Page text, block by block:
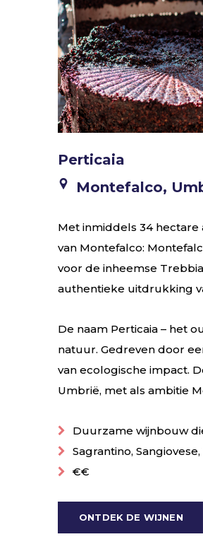
Perticaia
Montefalco,
Met inmiddels 34 hectare
van Montefalco:
voor de inheemse
authentieke uitdrukking
De naam Perticaia – het
natuur. Gedreven door
van ecologische impact.
Umbrië, met als ambitie
Duurzame wijnbouw
Sagrantino,
€€
ONTDEK DE WIJNEN